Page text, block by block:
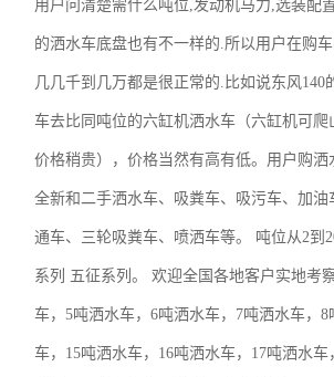
用户问清楚需什么吨位,发动机马力,选装配
的洒水车底盘也有不一样的.所以用户在购
几几千到几万都是很正常的.比如说东风
车去比同吨位的六缸机洒水车（六缸机可
价格稍贵），价格当然有高有低。用户购
全新和二手洒水车、吸粪车、吸污车、加
通车、三轮吸粪车、喷洒车等。 吨位从2
系列 五征系列。 欢迎全国各地客户实地考
车，5吨洒水车，6吨洒水车，7吨洒水车，
车，15吨洒水车，16吨洒水车，17吨洒水